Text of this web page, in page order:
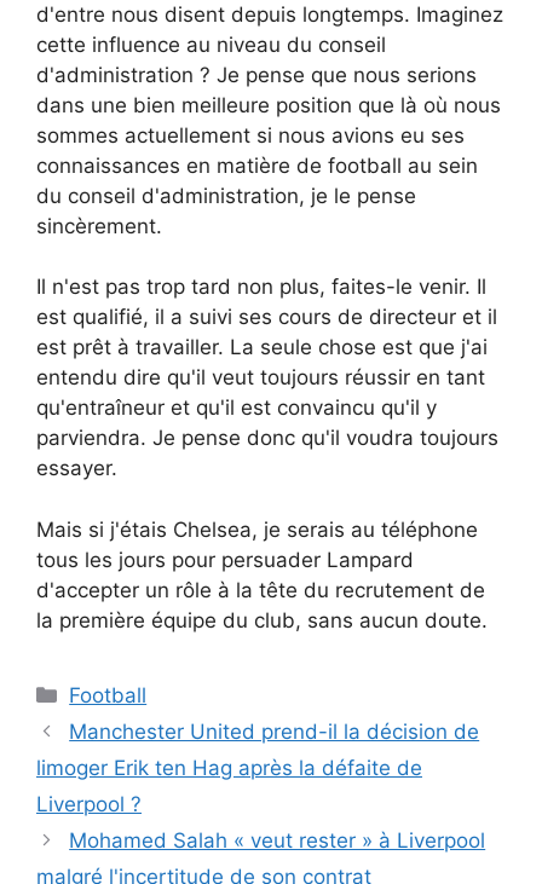
d'entre nous disent depuis longtemps. Imaginez
cette influence au niveau du conseil
d'administration ? Je pense que nous serions
dans une bien meilleure position que là où nous
sommes actuellement si nous avions eu ses
connaissances en matière de football au sein
du conseil d'administration, je le pense
sincèrement.
Il n'est pas trop tard non plus, faites-le venir. Il
est qualifié, il a suivi ses cours de directeur et il
est prêt à travailler. La seule chose est que j'ai
entendu dire qu'il veut toujours réussir en tant
qu'entraîneur et qu'il est convaincu qu'il y
parviendra. Je pense donc qu'il voudra toujours
essayer.
Mais si j'étais Chelsea, je serais au téléphone
tous les jours pour persuader Lampard
d'accepter un rôle à la tête du recrutement de
la première équipe du club, sans aucun doute.
Catégories
Football
Manchester United prend-il la décision de
limoger Erik ten Hag après la défaite de
Liverpool ?
Mohamed Salah « veut rester » à Liverpool
malgré l'incertitude de son contrat